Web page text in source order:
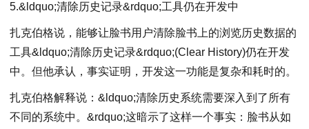
5.&ldquo;清除历史记录&rdquo;工具仍在开发中
扎克伯格说，能够让脸书用户清除脸书上的浏览历史数据的
工具&ldquo;清除历史记录&rdquo;(Clear History)仍在开发
中。但他承认，事实证明，开发这一功能是复杂和耗时的。
扎克伯格解释说：&ldquo;清除历史系统需要深入到了所有
不同的系统中。&rdquo;这暗示了这样一个事实：脸书从如